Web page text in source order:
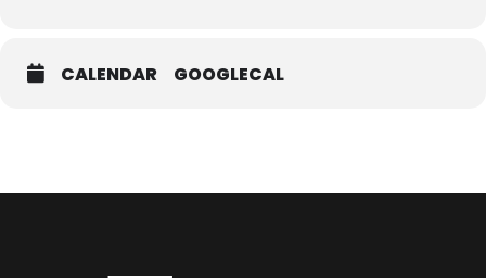
Mikel Gabiola, trombón
Eneko Dieguez, saxo
CALENDAR GOOGLECAL